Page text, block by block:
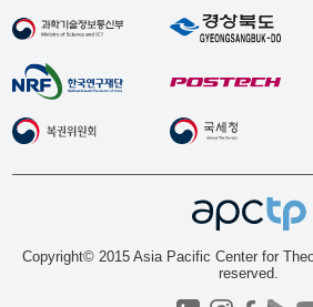
Copyright© 2015 Asia Pacific Center for
reserved.